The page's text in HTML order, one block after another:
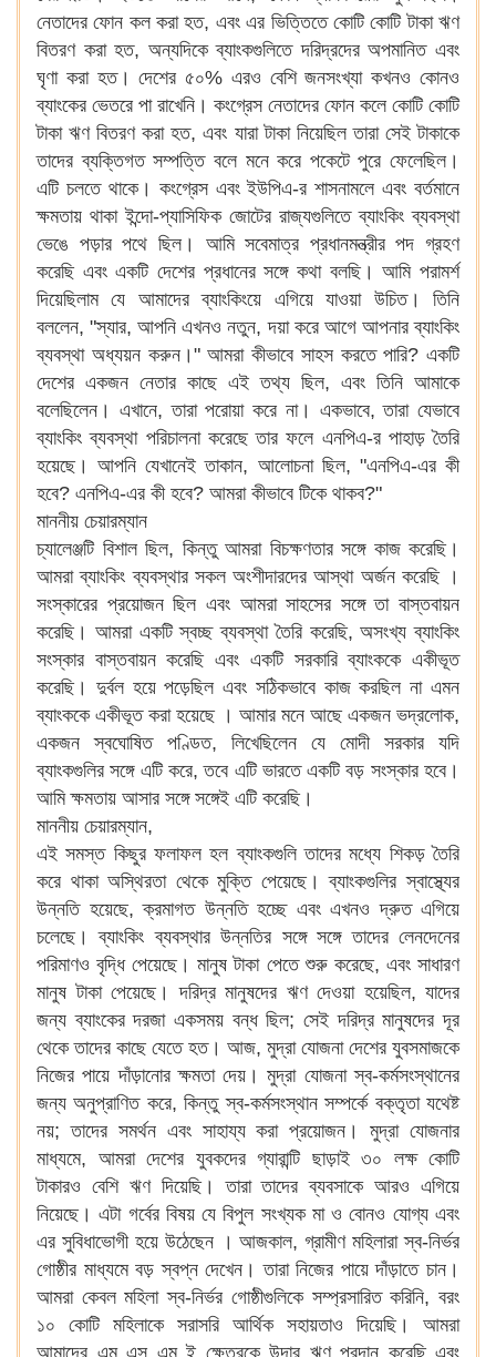
নেতাদের ফোন কল করা হত, এবং এর ভিত্তিতে কোটি কোটি টাকা ঋণ
বিতরণ করা হত, অন্যদিকে ব্যাংকগুলিতে দরিদ্রদের অপমানিত এবং
ঘৃণা করা হত। দেশের ৫০% এরও বেশি জনসংখ্যা কখনও কোনও
ব্যাংকের ভেতরে পা রাখেনি। কংগ্রেস নেতাদের ফোন কলে কোটি কোটি
টাকা ঋণ বিতরণ করা হত, এবং যারা টাকা নিয়েছিল তারা সেই টাকাকে
তাদের ব্যক্তিগত সম্পত্তি বলে মনে করে পকেটে পুরে ফেলেছিল।
এটি চলতে থাকে। কংগ্রেস এবং ইউপিএ-র শাসনামলে এবং বর্তমানে
ক্ষমতায় থাকা ইন্দো-প্যাসিফিক জোটের রাজ্যগুলিতে ব্যাংকিং ব্যবস্থা
ভেঙে পড়ার পথে ছিল। আমি সবেমাত্র প্রধানমন্ত্রীর পদ গ্রহণ
করেছি এবং একটি দেশের প্রধানের সঙ্গে কথা বলছি। আমি পরামর্শ
দিয়েছিলাম যে আমাদের ব্যাংকিংয়ে এগিয়ে যাওয়া উচিত। তিনি
বললেন, "স্যার, আপনি এখনও নতুন, দয়া করে আগে আপনার ব্যাংকিং
ব্যবস্থা অধ্যয়ন করুন।" আমরা কীভাবে সাহস করতে পারি? একটি
দেশের একজন নেতার কাছে এই তথ্য ছিল, এবং তিনি আমাকে
বলেছিলেন। এখানে, তারা পরোয়া করে না। একভাবে, তারা যেভাবে
ব্যাংকিং ব্যবস্থা পরিচালনা করেছে তার ফলে এনপিএ-র পাহাড় তৈরি
হয়েছে। আপনি যেখানেই তাকান, আলোচনা ছিল, "এনপিএ-এর কী
হবে? এনপিএ-এর কী হবে? আমরা কীভাবে টিকে থাকব?"
মাননীয় চেয়ারম্যান
চ্যালেঞ্জটি বিশাল ছিল, কিন্তু আমরা বিচক্ষণতার সঙ্গে কাজ করেছি।
আমরা ব্যাংকিং ব্যবস্থার সকল অংশীদারদের আস্থা অর্জন করেছি ।
সংস্কারের প্রয়োজন ছিল এবং আমরা সাহসের সঙ্গে তা বাস্তবায়ন
করেছি। আমরা একটি স্বচ্ছ ব্যবস্থা তৈরি করেছি, অসংখ্য ব্যাংকিং
সংস্কার বাস্তবায়ন করেছি এবং একটি সরকারি ব্যাংককে একীভূত
করেছি। দুর্বল হয়ে পড়েছিল এবং সঠিকভাবে কাজ করছিল না এমন
ব্যাংককে একীভূত করা হয়েছে । আমার মনে আছে একজন ভদ্রলোক,
একজন স্বঘোষিত পণ্ডিত, লিখেছিলেন যে মোদী সরকার যদি
ব্যাংকগুলির সঙ্গে এটি করে, তবে এটি ভারতে একটি বড় সংস্কার হবে।
আমি ক্ষমতায় আসার সঙ্গে সঙ্গেই এটি করেছি।
মাননীয় চেয়ারম্যান,
এই সমস্ত কিছুর ফলাফল হল ব্যাংকগুলি তাদের মধ্যে শিকড় তৈরি
করে থাকা অস্থিরতা থেকে মুক্তি পেয়েছে। ব্যাংকগুলির স্বাস্থ্যের
উন্নতি হয়েছে, ক্রমাগত উন্নতি হচ্ছে এবং এখনও দ্রুত এগিয়ে
চলেছে। ব্যাংকিং ব্যবস্থার উন্নতির সঙ্গে সঙ্গে তাদের লেনদেনের
পরিমাণও বৃদ্ধি পেয়েছে। মানুষ টাকা পেতে শুরু করেছে, এবং সাধারণ
মানুষ টাকা পেয়েছে। দরিদ্র মানুষদের ঋণ দেওয়া হয়েছিল, যাদের
জন্য ব্যাংকের দরজা একসময় বন্ধ ছিল; সেই দরিদ্র মানুষদের দূর
থেকে তাদের কাছে যেতে হত। আজ, মুদ্রা যোজনা দেশের যুবসমাজকে
নিজের পায়ে দাঁড়ানোর ক্ষমতা দেয়। মুদ্রা যোজনা স্ব-কর্মসংস্থানের
জন্য অনুপ্রাণিত করে, কিন্তু স্ব-কর্মসংস্থান সম্পর্কে বক্তৃতা যথেষ্ট
নয়; তাদের সমর্থন এবং সাহায্য করা প্রয়োজন। মুদ্রা যোজনার
মাধ্যমে, আমরা দেশের যুবকদের গ্যারান্টি ছাড়াই ৩০ লক্ষ কোটি
টাকারও বেশি ঋণ দিয়েছি। তারা তাদের ব্যবসাকে আরও এগিয়ে
নিয়েছে। এটা গর্বের বিষয় যে বিপুল সংখ্যক মা ও বোনও যোগ্য এবং
এর সুবিধাভোগী হয়ে উঠেছেন । আজকাল, গ্রামীণ মহিলারা স্ব-নির্ভর
গোষ্ঠীর মাধ্যমে বড় স্বপ্ন দেখেন। তারা নিজের পায়ে দাঁড়াতে চান।
আমরা কেবল মহিলা স্ব-নির্ভর গোষ্ঠীগুলিকে সম্প্রসারিত করিনি, বরং
১০ কোটি মহিলাকে সরাসরি আর্থিক সহায়তাও দিয়েছি। আমরা